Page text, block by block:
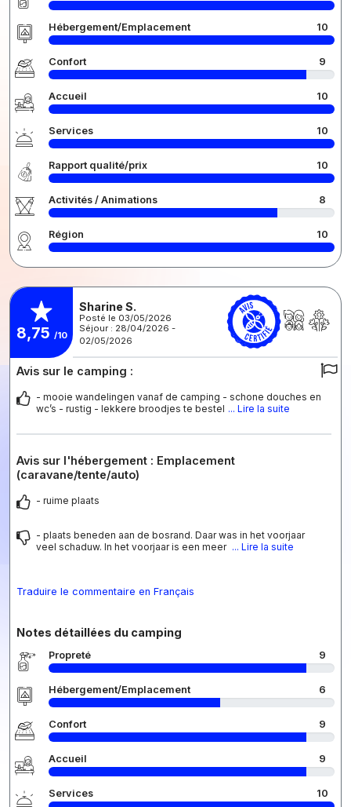
Hébergement/Emplacement 10
Confort 9
Accueil 10
Services 10
Rapport qualité/prix 10
Activités / Animations 8
Région 10
8,75 /10
Sharine S.
Posté le 03/05/2026
Séjour : 28/04/2026 -
02/05/2026
Avis sur le camping :
- mooie wandelingen vanaf de camping - schone douches en
wc’s - rustig - lekkere broodjes te bestel ... Lire la suite
Avis sur l'hébergement : Emplacement
(caravane/tente/auto)
- ruime plaats
- plaats beneden aan de bosrand. Daar was in het voorjaar
veel schaduw. In het voorjaar is een meer ... Lire la suite
Traduire le commentaire en Français
Notes détaillées du camping
Propreté 9
Hébergement/Emplacement 6
Confort 9
Accueil 9
Services 10